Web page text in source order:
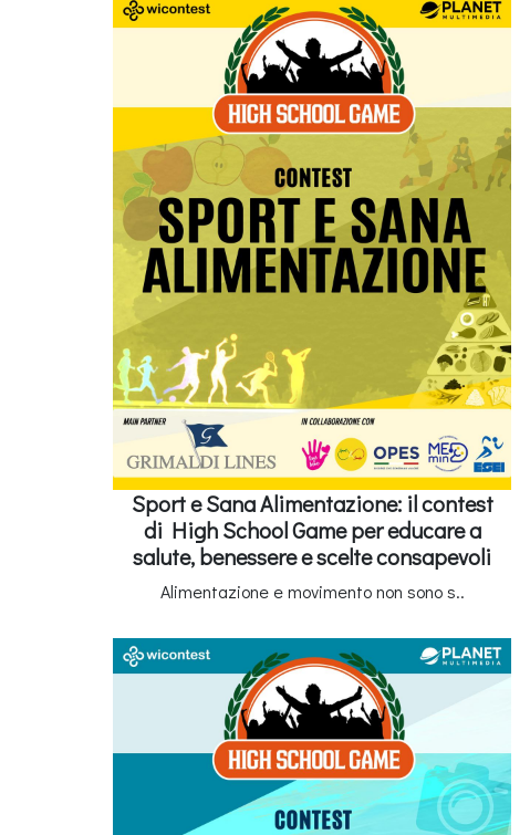
Sport e Sana Alimentazione: il contest
di High School Game per educare a
salute, benessere e scelte consapevoli
Alimentazione e movimento non sono s..